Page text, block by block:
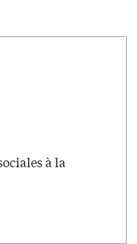
à la